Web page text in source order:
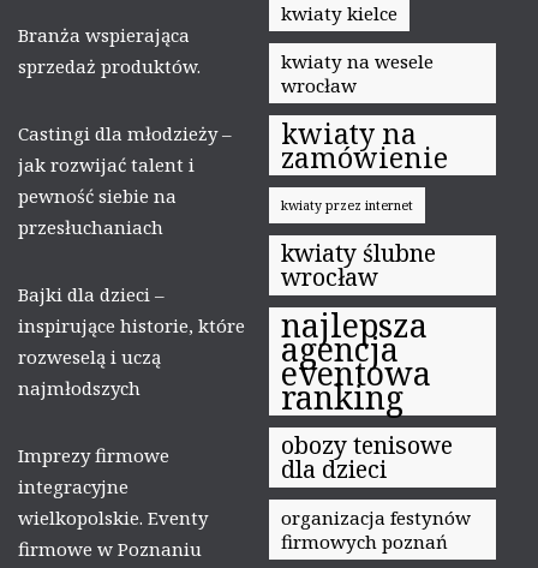
Branża wspierająca
sprzedaż produktów.
Castingi dla młodzieży –
jak rozwijać talent i
pewność siebie na
przesłuchaniach
Bajki dla dzieci –
inspirujące historie, które
rozweselą i uczą
najmłodszych
Imprezy firmowe
integracyjne
wielkopolskie. Eventy
firmowe w Poznaniu
kwiaty kielce
kwiaty na wesele
wrocław
kwiaty na
zamówienie
kwiaty przez internet
kwiaty ślubne
wrocław
najlepsza
agencja
eventowa
ranking
obozy tenisowe
dla dzieci
organizacja festynów
firmowych poznań